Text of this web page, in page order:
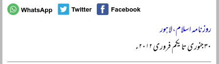
روزنامہ اسلام، لاہور
۳۰ جنوری تا یکم فروری ۲۰۱۲ء